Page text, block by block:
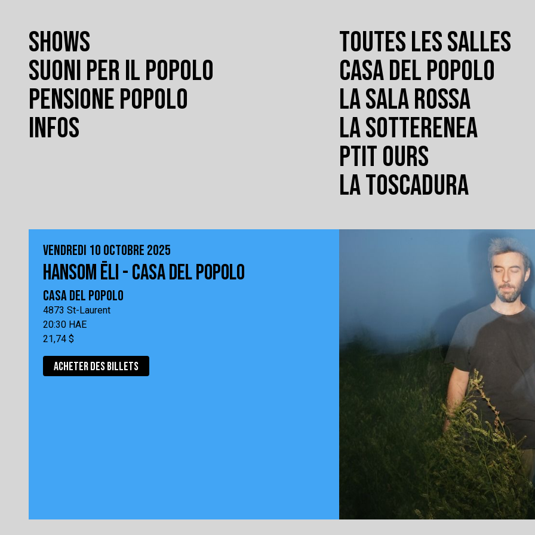
SHOWS
SUONI PER IL POPOLO
PENSIONE POPOLO
INFOS
TOUTES LES SALLES
CASA DEL POPOLO
LA SALA ROSSA
LA SOTTERENEA
PTIT OURS
LA TOSCADURA
VENDREDI 10 OCTOBRE 2025
HANSOM ĒLI - CASA DEL POPOLO
CASA DEL POPOLO
4873 St-Laurent
20:30 HAE
21,74 $
ACHETER DES BILLETS